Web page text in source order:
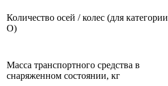
Количество осей / колес (для категории
О)
Масса транспортного средства в
снаряженном состоянии, кг